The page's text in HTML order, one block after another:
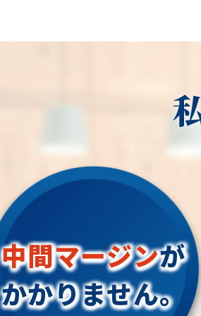
中間マージンが
かかりません。